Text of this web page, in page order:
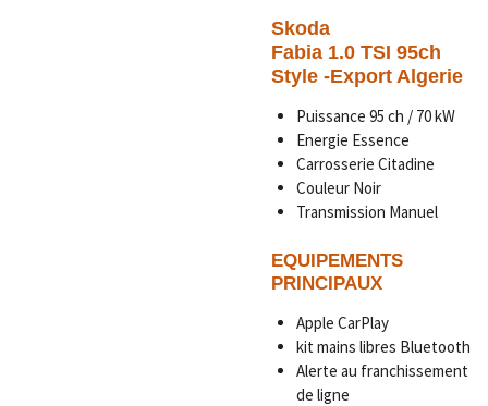
Skoda
Fabia 1.0 TSI 95ch
Style -Export Algerie
Puissance 95 ch / 70 kW
Energie Essence
Carrosserie Citadine
Couleur Noir
Transmission Manuel
EQUIPEMENTS
PRINCIPAUX
Apple CarPlay
kit mains libres Bluetooth
Alerte au franchissement
de ligne